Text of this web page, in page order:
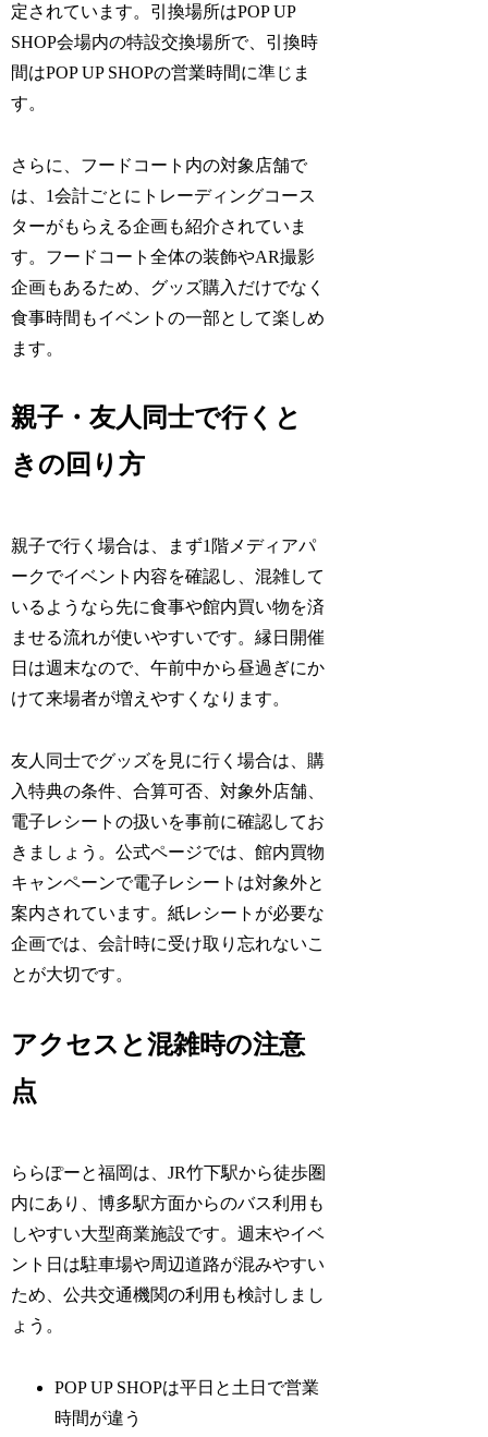
定されています。引換場所はPOP UP
SHOP会場内の特設交換場所で、引換時
間はPOP UP SHOPの営業時間に準じま
す。
さらに、フードコート内の対象店舗で
は、1会計ごとにトレーディングコース
ターがもらえる企画も紹介されていま
す。フードコート全体の装飾やAR撮影
企画もあるため、グッズ購入だけでなく
食事時間もイベントの一部として楽しめ
ます。
親子・友人同士で行くと
きの回り方
親子で行く場合は、まず1階メディアパ
ークでイベント内容を確認し、混雑して
いるようなら先に食事や館内買い物を済
ませる流れが使いやすいです。縁日開催
日は週末なので、午前中から昼過ぎにか
けて来場者が増えやすくなります。
友人同士でグッズを見に行く場合は、購
入特典の条件、合算可否、対象外店舗、
電子レシートの扱いを事前に確認してお
きましょう。公式ページでは、館内買物
キャンペーンで電子レシートは対象外と
案内されています。紙レシートが必要な
企画では、会計時に受け取り忘れないこ
とが大切です。
アクセスと混雑時の注意
点
ららぽーと福岡は、JR竹下駅から徒歩圏
内にあり、博多駅方面からのバス利用も
しやすい大型商業施設です。週末やイベ
ント日は駐車場や周辺道路が混みやすい
ため、公共交通機関の利用も検討しまし
ょう。
POP UP SHOPは平日と土日で営業
時間が違う